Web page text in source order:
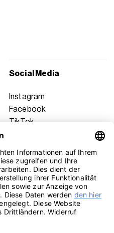
Social Media
Instagram
Facebook
TikTok
LinkedIn